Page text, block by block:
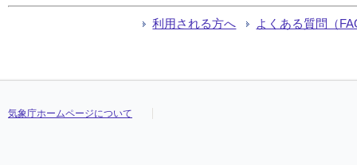
利用される方へ よくある質問（
気象庁ホームページについて